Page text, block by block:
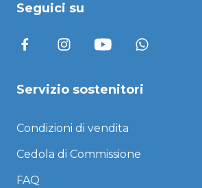
Seguici su
Servizio sostenitori
Condizioni di vendita
Cedola di Commissione
FAQ